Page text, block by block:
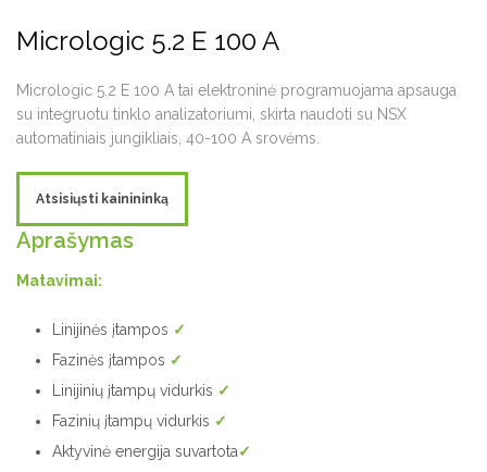
Micrologic 5.2 E 100 A
Micrologic 5.2 E 100 A tai elektroninė programuojama apsauga
su integruotu tinklo analizatoriumi, skirta naudoti su NSX
automatiniais jungikliais, 40-100 A srovėms.
Atsisiųsti kainininką
Aprašymas
Matavimai:
Linijinės įtampos ✓
Fazinės įtampos ✓
Linijinių įtampų vidurkis ✓
Fazinių įtampų vidurkis ✓
Aktyvinė energija suvartota✓